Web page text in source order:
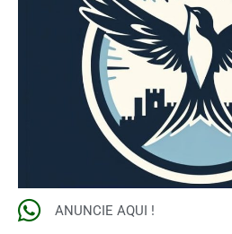
ANUNCIE AQUI !